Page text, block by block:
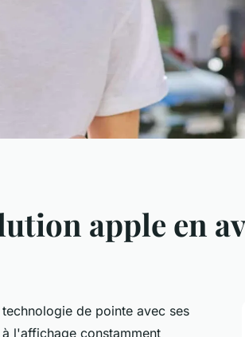
apple en
de pointe avec ses
l'affichage constamment